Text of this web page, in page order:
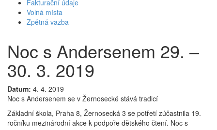
Fakturační údaje
Volná místa
Zpětná vazba
Noc s Andersenem 29. –
30. 3. 2019
Datum: 4. 4. 2019
Noc s Andersenem se v Žernosecké stává tradicí
Základní škola, Praha 8, Žernosecká 3 se potřetí zúčastnila 19.
ročníku mezinárodní akce k podpoře dětského čtení. Noc s